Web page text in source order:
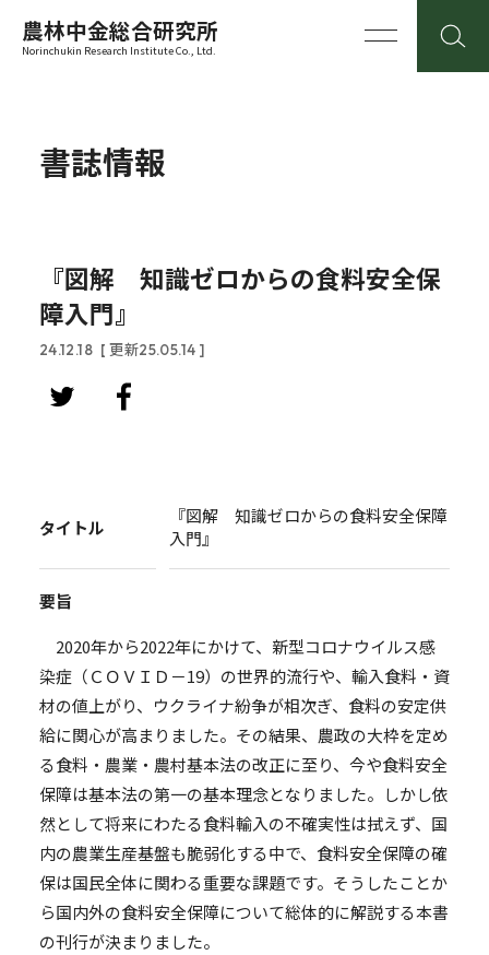
農林中金総合研究所
Norinchukin Research Institute Co., Ltd.
書誌情報
『図解 知識ゼロからの食料安全保
障入門』
24.12.18 [ 更新25.05.14 ]
タイトル
『図解 知識ゼロからの食料安全保障
入門』
要旨
2020年から2022年にかけて、新型コロナウイルス感
染症（ＣＯＶＩＤ－19）の世界的流行や、輸入食料・資
材の値上がり、ウクライナ紛争が相次ぎ、食料の安定供
給に関心が高まりました。その結果、農政の大枠を定め
る食料・農業・農村基本法の改正に至り、今や食料安全
保障は基本法の第一の基本理念となりました。しかし依
然として将来にわたる食料輸入の不確実性は拭えず、国
内の農業生産基盤も脆弱化する中で、食料安全保障の確
保は国民全体に関わる重要な課題です。そうしたことか
ら国内外の食料安全保障について総体的に解説する本書
の刊行が決まりました。